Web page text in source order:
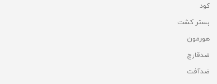
کود
بستر کشت
هورمون
ضدقارچ
ضدآفت